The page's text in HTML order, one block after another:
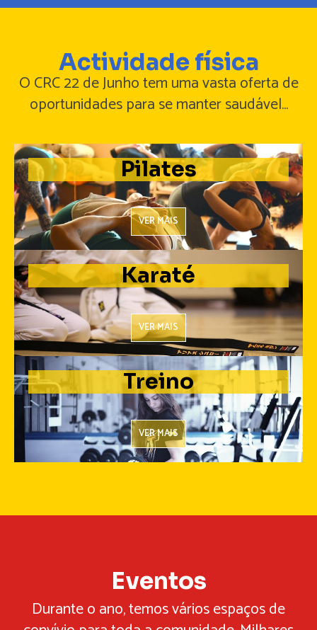
www.amorobras.pt
O CRC 22 de Junho tem uma vasta oferta de
oportunidades para se manter saudável...
Pilates
VER MAIS
Karaté
VER MAIS
Treino
VER MAIS
Durante o ano, temos vários espaços de
convívio para toda a comunidade. Milhares
de pessoas já se divertiram naFesta de